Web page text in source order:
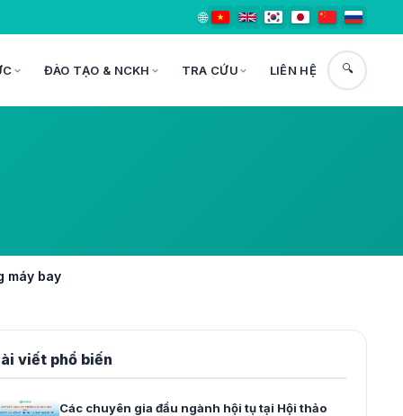
🌐
ĐÀO TẠO & NCKH TRA CỨU LIÊN HỆ 🔍
máy bay
viết phổ biến
Các chuyên gia đầu ngành hội tụ tại Hội thảo